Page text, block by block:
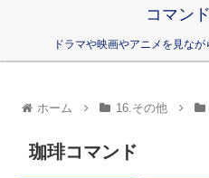
コマン
ドラマや映画やアニメを見な
ホーム 16.その他
珈琲コマンド